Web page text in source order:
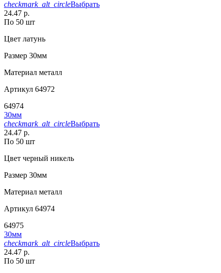
checkmark_alt_circleВыбрать
24.47 р.
По 50 шт
Цвет латунь
Размер 30мм
Материал металл
Артикул 64972
64974
30мм
checkmark_alt_circleВыбрать
24.47 р.
По 50 шт
Цвет черный никель
Размер 30мм
Материал металл
Артикул 64974
64975
30мм
checkmark_alt_circleВыбрать
24.47 р.
По 50 шт